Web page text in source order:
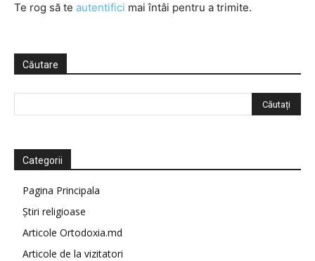
Te rog să te autentifici mai întâi pentru a trimite.
Căutare
Categorii
Pagina Principala
Știri religioase
Articole Ortodoxia.md
Articole de la vizitatori